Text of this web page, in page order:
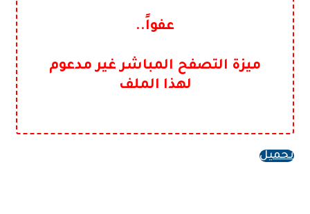
عفواً..
ميزة التصفح المباشر غير مدعوم
لهذا الملف
تحميل